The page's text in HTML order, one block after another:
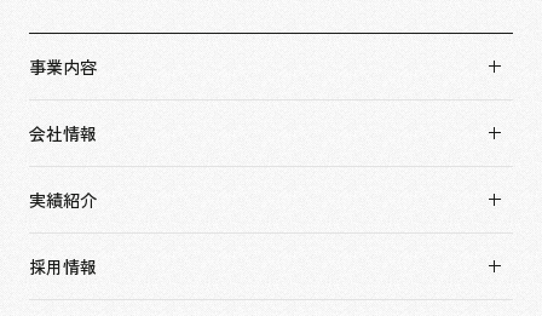
事業内容
会社情報
ソーシャルグッド
会社概要・アクセス
実績紹介
採用情報